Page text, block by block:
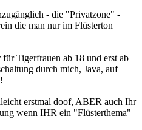
- die "Privatzone" -
die man nur im Flüsterton
Tigerfrauen ab 18 und erst ab
durch mich, Java, auf
erstmal doof, ABER auch Ihr
wenn IHR ein "Flüsterthema"